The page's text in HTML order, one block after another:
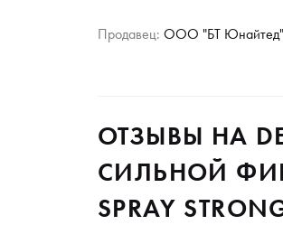
Продавец: ООО "БТ
ОТЗЫВЫ НА
СИЛЬНОЙ
SPRAY